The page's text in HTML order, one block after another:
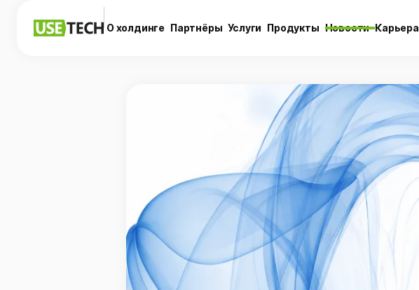
О холдинге Партнёры Услуги Продукты Новости Карьера